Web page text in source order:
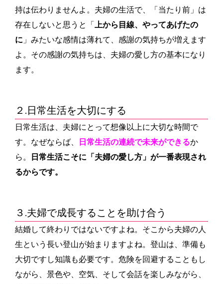
持は伝わりませんよ。夫婦の生活で、「当たり前」は
存在しないと思うと「
上から目線、やってあげたの
に 」みたいな感情は薄れて、感謝の気持ちが増えます
よ。その感謝の気持ちは、夫婦の愛し方の基本になり
ます。
２.日常生活を大切にする
日常生活は、夫婦にとって想像以上に大切な時間で
す。なぜならば、
日常生活の連続で未来ができるか
ら。
日常生活こそに「夫婦の愛し方」が一番表現され
るからです。
３.夫婦で成長することを助け合う
結婚して終わりではないですよね。そこから夫婦の人
生という長い登山が始まりますよね。登山は、準備も
大切ですし知識も必要です。危険を回避することもし
ながら、景色や、空気、そして会話を楽しみながら、